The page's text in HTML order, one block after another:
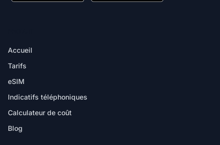
Accueil
Tarifs
eSIM
Indicatifs téléphoniques
Calculateur de coût
Blog